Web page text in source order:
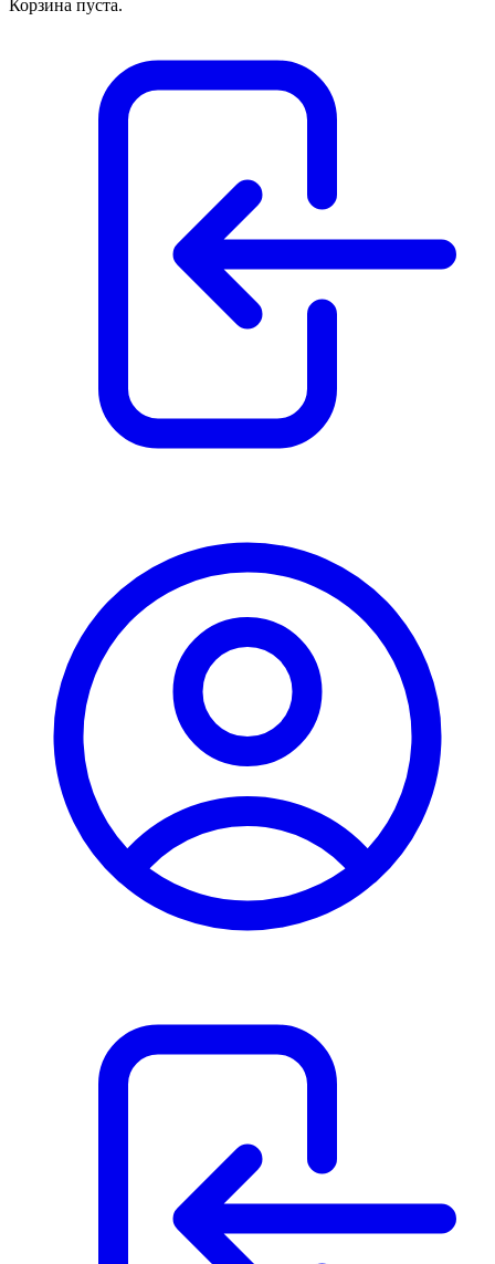
Корзина пуста.